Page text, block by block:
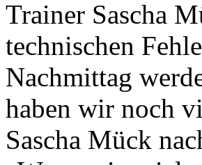
Trainer Sascha
technischen
Nachmittag
haben wir noch
Sascha Mück